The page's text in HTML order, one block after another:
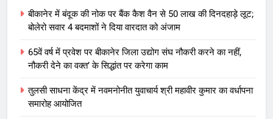
बीकानेर में बंदूक की नोक पर बैंक कैश वैन से 50 लाख की दिनदहाड़े लूट;
बोलेरो सवार 4 बदमाशों ने दिया वारदात को अंजाम
65वें वर्ष में प्रवेश पर बीकानेर जिला उद्योग संघ नौकरी करने का नहीं,
नौकरी देने का वक्त’ के सिद्धांत पर करेगा काम
तुलसी साधना केंद्र में नवमनोनीत युवाचार्य श्री महावीर कुमार का वर्धापना
समारोह आयोजित